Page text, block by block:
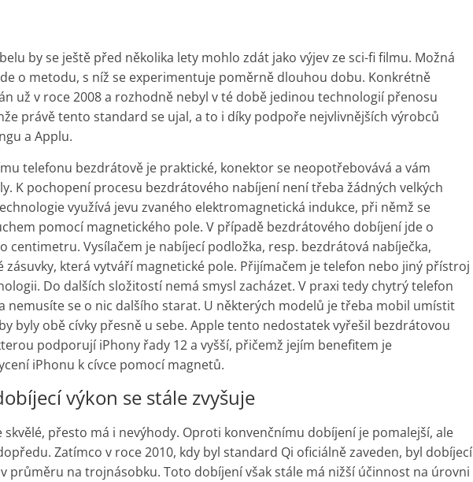
by se ještě před několika lety mohlo zdát jako výjev ze sci-fi filmu. Možná
o metodu, s níž se experimentuje poměrně dlouhou dobu. Konkrétně
už v roce 2008 a rozhodně nebyl v té době jedinou technologií přenosu
právě tento standard se ujal, a to i díky podpoře nejvlivnějších výrobců
a Applu.
telefonu bezdrátově je praktické, konektor se neopotřebovává a vám
K pochopení procesu bezdrátového nabíjení není třeba žádných velkých
využívá jevu zvaného elektromagnetická indukce, při němž se
pomocí magnetického pole. V případě bezdrátového dobíjení jde o
centimetru. Vysílačem je nabíjecí podložka, resp. bezdrátová nabíječka,
zásuvky, která vytváří magnetické pole. Přijímačem je telefon nebo jiný přístroj
Do dalších složitostí nemá smysl zacházet. V praxi tedy chytrý telefon
nemusíte se o nic dalšího starat. U některých modelů je třeba mobil umístit
byly obě cívky přesně u sebe. Apple tento nedostatek vyřešil bezdrátovou
podporují iPhony řady 12 a vyšší, přičemž jejím benefitem je
iPhonu k cívce pomocí magnetů.
výkon se stále zvyšuje
skvělé, přesto má i nevýhody. Oproti konvenčnímu dobíjení je pomalejší, ale
Zatímco v roce 2010, kdy byl standard Qi oficiálně zaveden, byl dobíjecí
průměru na trojnásobku. Toto dobíjení však stále má nižší účinnost na úrovni